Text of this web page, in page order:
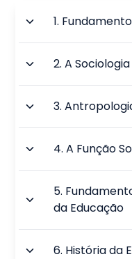
1.
2.A
3.
4.A Função
5.
da Educação
6. História da